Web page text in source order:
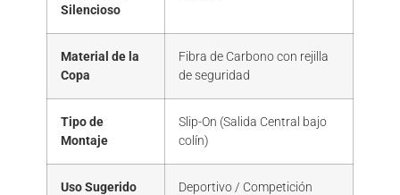
Silencioso
Material de la
Copa
Fibra de Carbono con rejilla
de seguridad
Tipo de
Montaje
Slip-On (Salida Central bajo
colín)
Uso Sugerido Deportivo / Competición